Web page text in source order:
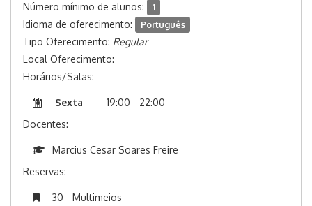
Número mínimo de alunos: 1
Idioma de oferecimento: Português
Tipo Oferecimento: Regular
Local Oferecimento:
Horários/Salas:
Sexta
19:00 - 22:00
Docentes:
Marcius Cesar Soares Freire
Reservas:
30 - Multimeios